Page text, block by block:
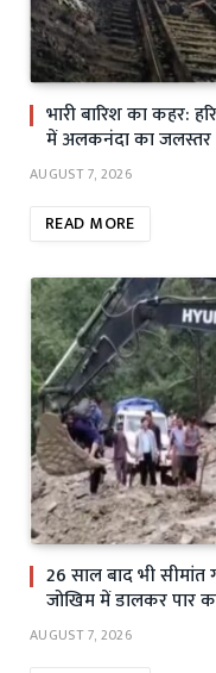
भारी बारिश का कहर:
में अलकनंदा का जलस्तर
AUGUST 7, 2026
READ MORE
26 साल बाद भी सीमांत
जोखिम में डालकर पार
AUGUST 7, 2026